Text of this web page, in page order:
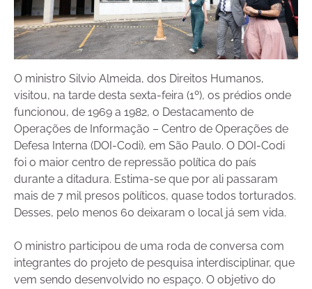
O ministro Silvio Almeida, dos Direitos Humanos,
visitou, na tarde desta sexta-feira (1º), os prédios onde
funcionou, de 1969 a 1982, o Destacamento de
Operações de Informação – Centro de Operações de
Defesa Interna (DOI-Codi), em São Paulo. O DOI-Codi
foi o maior centro de repressão política do país
durante a ditadura. Estima-se que por ali passaram
mais de 7 mil presos políticos, quase todos torturados.
Desses, pelo menos 60 deixaram o local já sem vida.
O ministro participou de uma roda de conversa com
integrantes do projeto de pesquisa interdisciplinar, que
vem sendo desenvolvido no espaço. O objetivo do